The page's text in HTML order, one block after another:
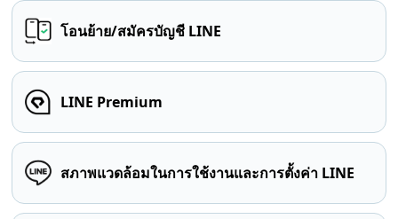
โอนย้าย/สมัครบัญชี LINE
LINE Premium
สภาพแวดล้อมในการใช้งานและการตั้งค่า LINE